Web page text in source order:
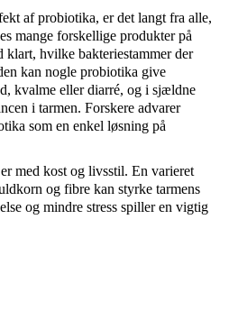
af probiotika, er det langt fra alle,
mange forskellige produkter på
klart, hvilke bakteriestammer der
kan nogle probiotika give
kvalme eller diarré, og i sjældne
i tarmen. Forskere advarer
som en enkel løsning på
med kost og livsstil. En varieret
og fibre kan styrke tarmens
og mindre stress spiller en vigtig